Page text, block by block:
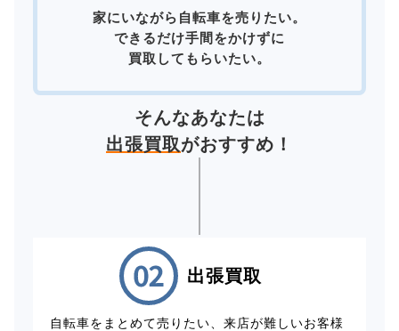
家にいながら自転車を売りたい。
できるだけ手間をかけずに
買取してもらいたい。
そんなあなたは
出張買取がおすすめ！
出張買取
自転車をまとめて売りたい、来店が難しいお客様